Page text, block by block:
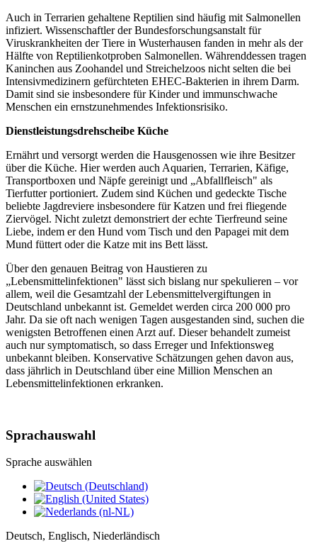
Auch in Terrarien gehaltene Reptilien sind häufig mit Salmonellen
infiziert. Wissenschaftler der Bundesforschungsanstalt für
Viruskrankheiten der Tiere in Wusterhausen fanden in mehr als der
Hälfte von Reptilienkotproben Salmonellen. Währenddessen tragen
Kaninchen aus Zoohandel und Streichelzoos nicht selten die bei
Intensivmedizinern gefürchteten EHEC-Bakterien in ihrem Darm.
Damit sind sie insbesondere für Kinder und immunschwache
Menschen ein ernstzunehmendes Infektionsrisiko.
Dienstleistungsdrehscheibe Küche
Ernährt und versorgt werden die Hausgenossen wie ihre Besitzer
über die Küche. Hier werden auch Aquarien, Terrarien, Käfige,
Transportboxen und Näpfe gereinigt und „Abfallfleisch" als
Tierfutter portioniert. Zudem sind Küchen und gedeckte Tische
beliebte Jagdreviere insbesondere für Katzen und frei fliegende
Ziervögel. Nicht zuletzt demonstriert der echte Tierfreund seine
Liebe, indem er den Hund vom Tisch und den Papagei mit dem
Mund füttert oder die Katze mit ins Bett lässt.
Über den genauen Beitrag von Haustieren zu
„Lebensmittelinfektionen" lässt sich bislang nur spekulieren – vor
allem, weil die Gesamtzahl der Lebensmittelvergiftungen in
Deutschland unbekannt ist. Gemeldet werden circa 200 000 pro
Jahr. Da sie oft nach wenigen Tagen ausgestanden sind, suchen die
wenigsten Betroffenen einen Arzt auf. Dieser behandelt zumeist
auch nur symptomatisch, so dass Erreger und Infektionsweg
unbekannt bleiben. Konservative Schätzungen gehen davon aus,
dass jährlich in Deutschland über eine Million Menschen an
Lebensmittelinfektionen erkranken.
Sprachauswahl
Sprache auswählen
Deutsch, Englisch, Niederländisch